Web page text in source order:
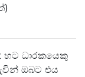
හට ධාරකයෙකු
ඔබට එය